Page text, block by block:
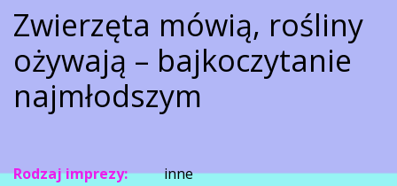
Zwierzęta mówią, rośliny
ożywają – bajkoczytanie
najmłodszym
Rodzaj imprezy: inne